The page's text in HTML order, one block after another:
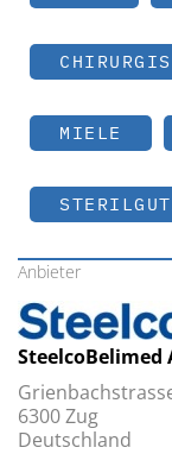
MIELE
Anbieter
SteelcoBelimed
6300 Zug
Deutschland